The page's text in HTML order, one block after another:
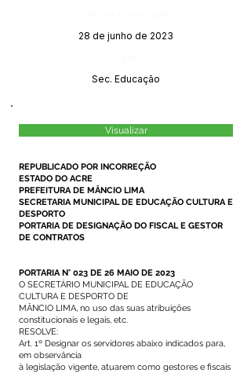
28 de junho de 2023
Sec. Educação
Visualizar
REPUBLICADO POR INCORREÇÃO
ESTADO DO ACRE
PREFEITURA DE MÂNCIO LIMA
SECRETARIA MUNICIPAL DE EDUCAÇÃO CULTURA E
DESPORTO
PORTARIA DE DESIGNAÇÃO DO FISCAL E GESTOR
DE CONTRATOS
PORTARIA N° 023 DE 26 MAIO DE 2023
O SECRETÁRIO MUNICIPAL DE EDUCAÇÃO
CULTURA E DESPORTO DE
MÂNCIO LIMA, no uso das suas atribuições
constitucionais e legais, etc.
RESOLVE:
Art. 1º Designar os servidores abaixo indicados para,
em observância
à legislação vigente, atuarem como gestores e fiscais